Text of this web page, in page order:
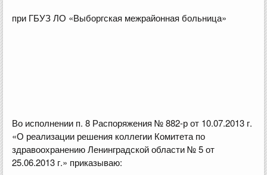
при ГБУЗ ЛО «Выборгская межрайонная больница»
Во исполнении п. 8 Распоряжения № 882-р от 10.07.2013 г.
«О реализации решения коллегии Комитета по
здравоохранению Ленинградской области № 5 от
25.06.2013 г.» приказываю: